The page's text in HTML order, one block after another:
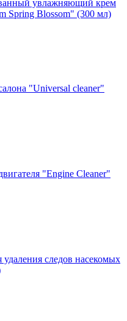
увлажняющий крем
Spring Blossom" (300 мл)
"Universal сleaner"
"Engine Cleaner"
удаления следов насекомых